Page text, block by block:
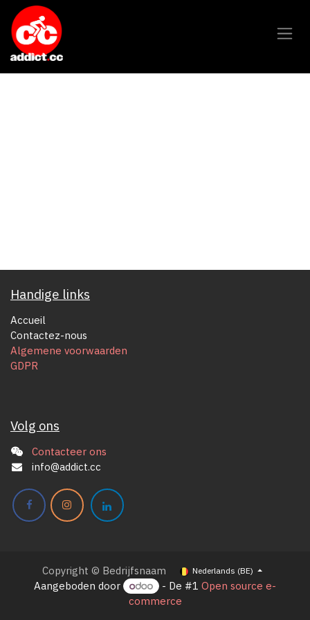
Overslaan naar inhoud
Handige links
Accueil
Contactez-nous
Algemene voorwaarden
GDPR
Volg ons
Contacteer ons
info@addict.cc
Copyright © Bedrijfsnaam Nederlands (BE)
Aangeboden door - De #1 Open source e-
commerce